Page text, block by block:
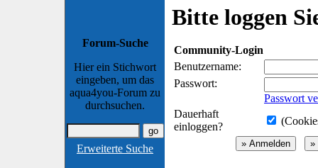
Forum-Suche
Hier ein Stichwort
eingeben, um das
aqua4you-Forum zu
durchsuchen.
Erweiterte Suche
Bitte loggen
Community-Login
Benutzername:
Passwort:
Passwort
Dauerhaft
einloggen?